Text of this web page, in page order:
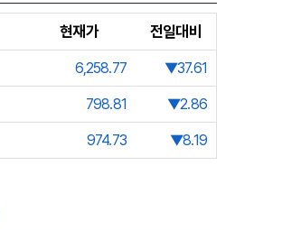
현재가 전일대비
6,258.77 ▼37.61
798.81 ▼2.86
974.73 ▼8.19